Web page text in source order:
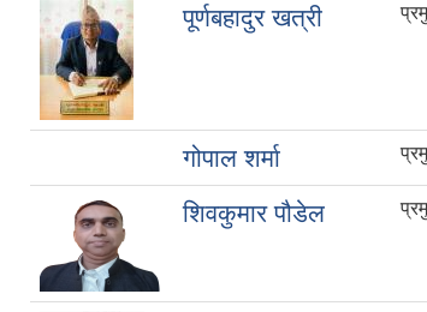
पूर्णबहादुर खत्री
गोपाल शर्मा
शिवकुमार पौडेल